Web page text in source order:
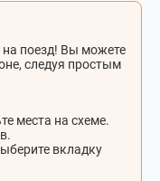
поезд! Вы можете
следуя простым
места на схеме.
вкладку